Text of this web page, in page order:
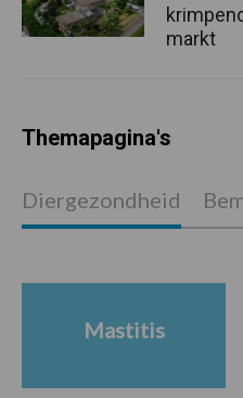
markt
Themapagina's
Diergezondheid
Mastitis